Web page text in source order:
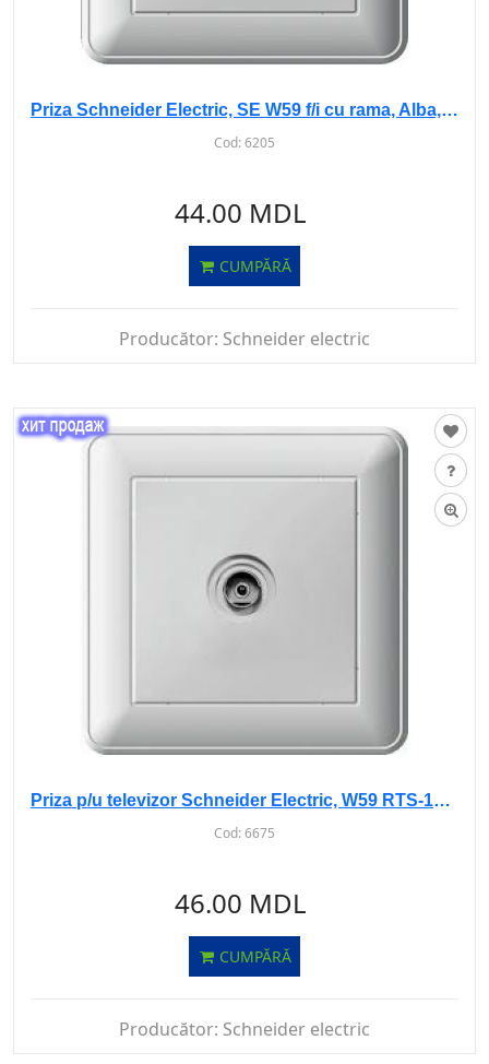
Priza Schneider Electric, SE W59 f/i cu rama, Alba, RS16-151-1-86
Cod:6205
44.00 MDL
CUMPĂRĂ
Producător: Schneider electric
Priza p/u televizor Schneider Electric, W59 RTS-151-18 сu rama, IP20, Alba
Cod:6675
46.00 MDL
CUMPĂRĂ
Producător: Schneider electric